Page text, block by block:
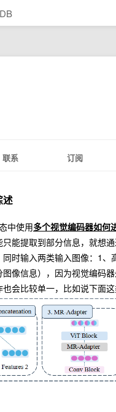
联系 订阅
述
中使用多个视觉编码器如何
能提取到部分信息，就想
时输入两类输入图像：1、
像信息），因为视觉编码器
会比较单一，比如说下面这